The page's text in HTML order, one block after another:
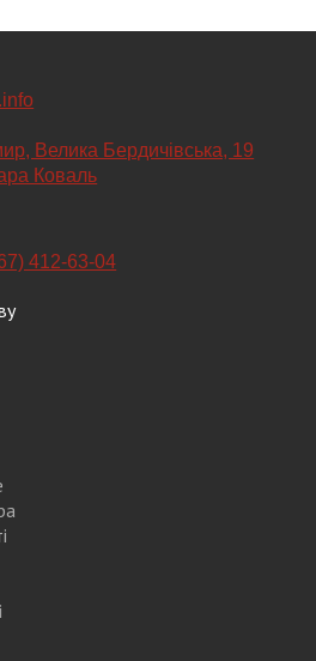
Велика Бердичівська, 19
Коваль
412-63-04